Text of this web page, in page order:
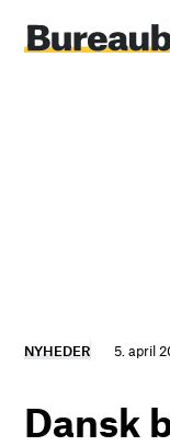
indhold
NYHEDER 5. april
Dansk